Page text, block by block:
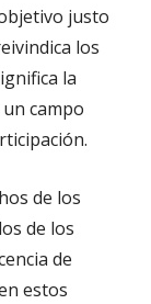
justo
los
la
campo
de los
de los
de
estos